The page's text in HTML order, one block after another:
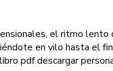
el ritmo lento
en vilo hasta el
pdf descargar